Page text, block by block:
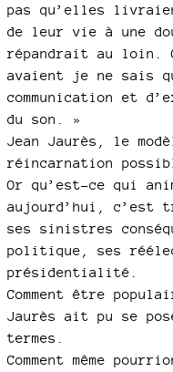
pas qu’elles
de leur vie à une
répandrait au loin.
avaient je ne sais
communication et
du son. »
Jean Jaurès, le
réincarnation
Or qu’est-ce qui
aujourd’hui, c’est
ses sinistres
politique, ses
présidentialité.
Comment être
Jaurès ait pu se
termes.
Comment même